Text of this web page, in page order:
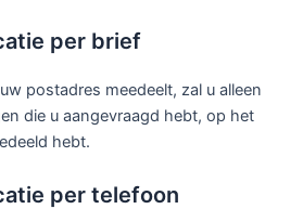
per brief
postadres meedeelt, zal u alleen
die u aangevraagd hebt, op het
hebt.
per telefoon